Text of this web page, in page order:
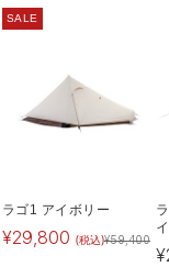
SALE
ラゴ1 アイボリー
¥29,800 (税込)¥59,400
¥